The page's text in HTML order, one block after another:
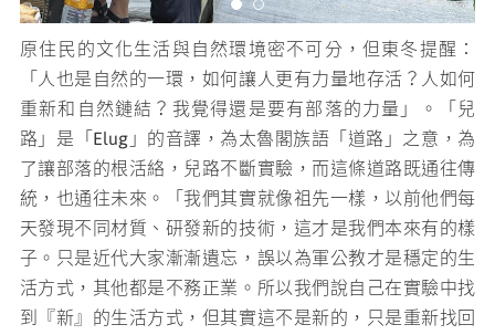
長輩學習古老智慧。這次兒路將透過工藝轉化的實驗，為文化傳承
累積能量，並藉此活絡部落、激發更多元的可能。
原住民的文化生活與自然環境密不可分，但東冬提醒：
「人也是自然的一環，如何讓人更有力量地存活？人如何
重新和自然鏈結？我覺得還是要有部落的力量」。「兒
路」是「Elug」的音譯，為太魯閣族語「道路」之意，為
了讓部落的根活絡，兒路不斷實驗，而這條道路既通往傳
統，也通往未來。「我們其實就像祖先一樣，以前他們每
天發現不同材質、研發新的技術，這才是我們本來有的樣
子。只是近代大家漸漸遺忘，誤以為軍公教才是穩定的生
活方式，其他都是不務正業。所以我們說自己在實驗中找
到『新』的生活方式，但其實這不是新的，只是重新找回